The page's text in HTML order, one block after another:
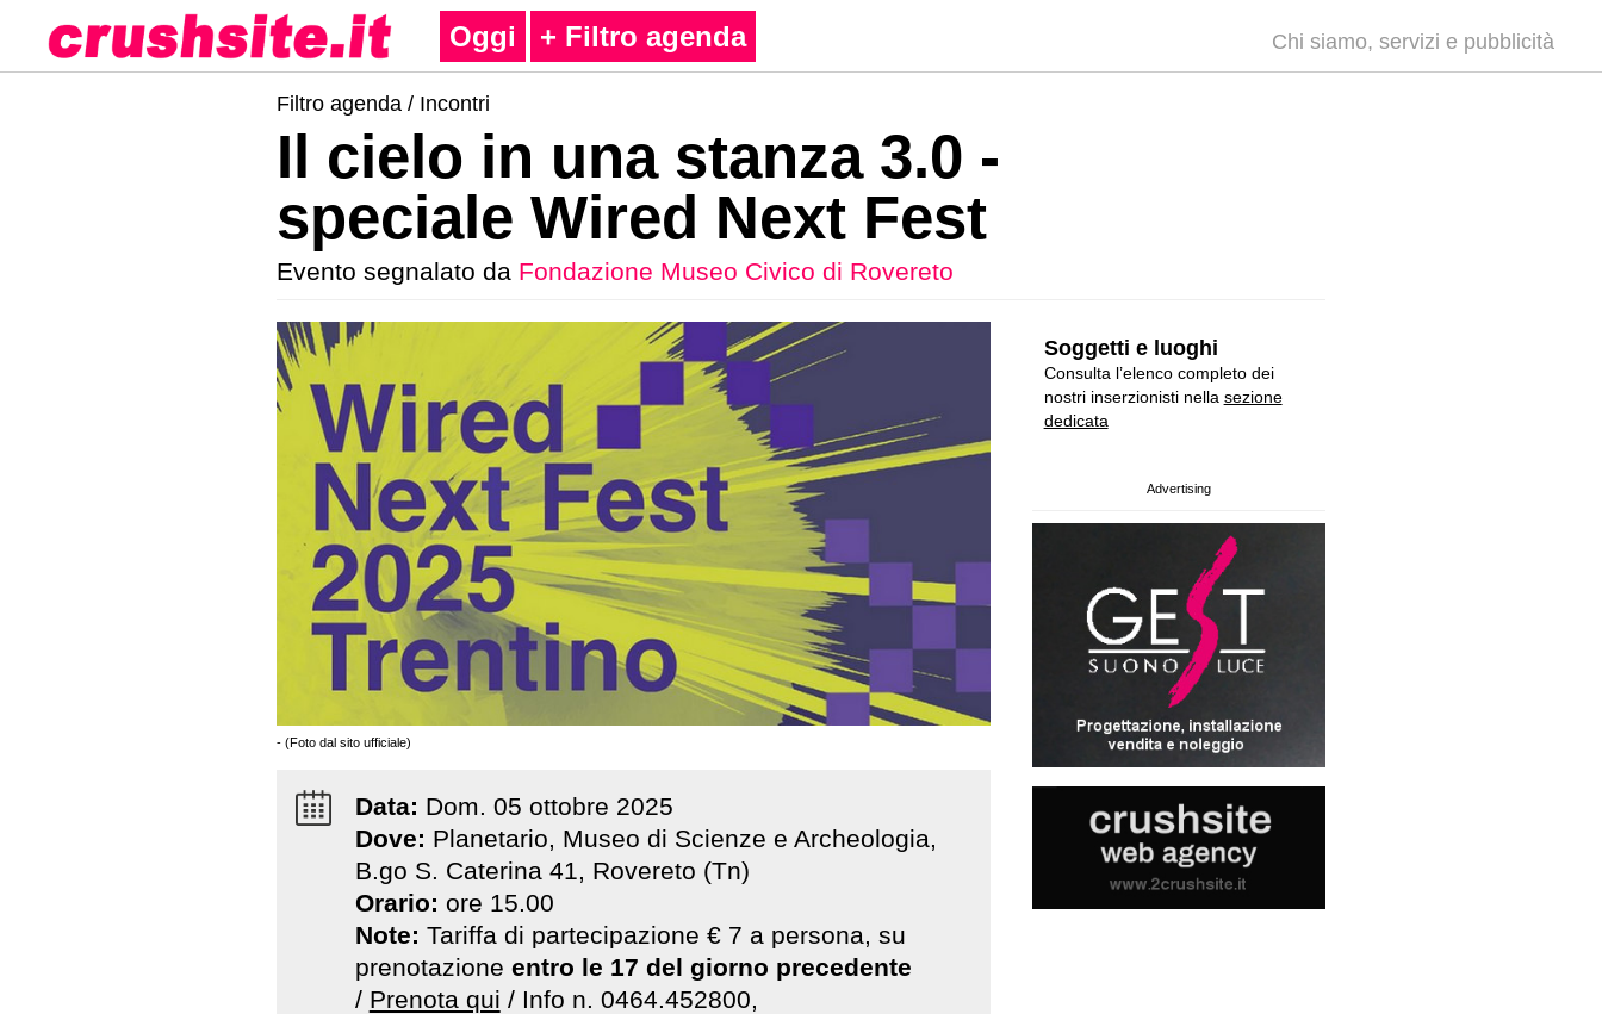
Oggi + Filtro agenda Chi siamo, servizi e pubblicità
Filtro agenda / Incontri
Il cielo in una stanza 3.0 -
speciale Wired Next Fest
Evento segnalato da Fondazione Museo Civico di Rovereto
- (Foto dal sito ufficiale)
Data: Dom. 05 ottobre 2025
Dove: Planetario, Museo di Scienze e Archeologia,
B.go S. Caterina 41, Rovereto (Tn)
Orario: ore 15.00
Note: Tariffa di partecipazione € 7 a persona, su
prenotazione entro le 17 del giorno precedente
/ Prenota qui / Info n. 0464.452800,
Soggetti e luoghi
Consulta l’elenco completo dei
nostri inserzionisti nella sezione
dedicata
Advertising